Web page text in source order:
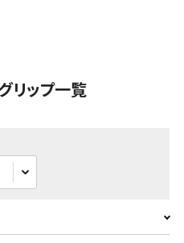
リップ一覧